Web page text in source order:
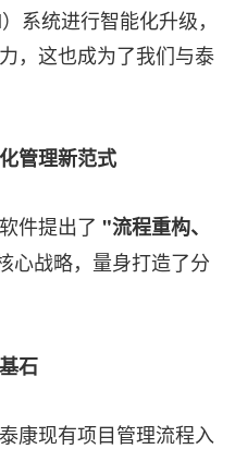
系统进行智能化升级，
，这也成为了我们与泰
管理新范式
件提出了 "流程重构、
心战略，量身打造了分
石
康现有项目管理流程入